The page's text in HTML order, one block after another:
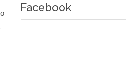
Facebook